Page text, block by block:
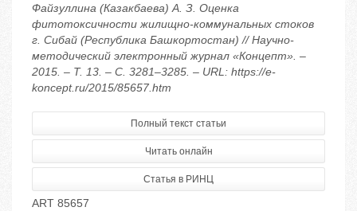
Файзуллина (Казакбаева) А. З. Оценка
фитотоксичности жилищно-коммунальных стоков
г. Сибай (Республика Башкортостан) // Научно-
методический электронный журнал «Концепт». –
2015. – Т. 13. – С. 3281–3285. – URL: https://e-
koncept.ru/2015/85657.htm
Полный текст статьи
Читать онлайн
Статья в РИНЦ
ART 85657